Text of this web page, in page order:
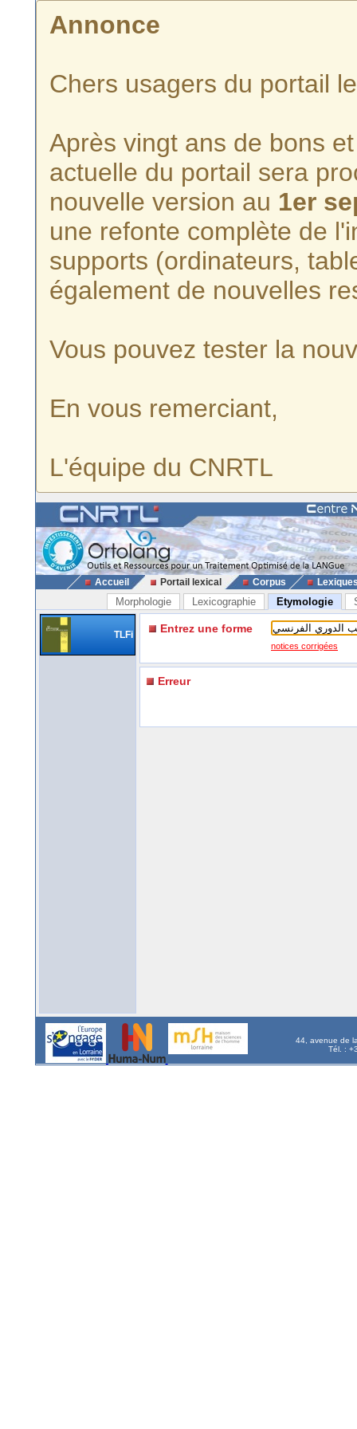
Annonce
Chers usagers du portail
Après vingt ans de bons
actuelle du portail sera
nouvelle version au 1er
une refonte complète de
supports (ordinateurs,
également de nouvelles
Vous pouvez tester la
En vous remerciant,
L'équipe du CNRTL
Accueil Portail lexical Corpus
Morphologie Lexicographie Etymologie
TLFi Entrez une forme
notices corrigées
Erreur
44, avenue de
Tél. :